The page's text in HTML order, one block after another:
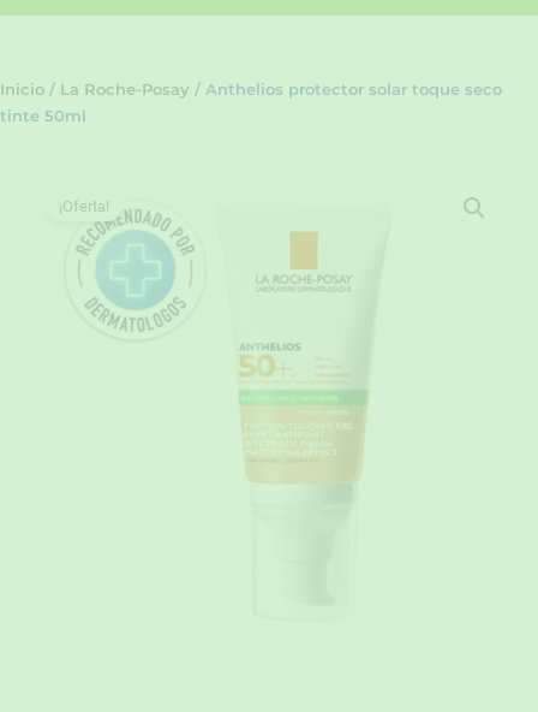
Inicio / La Roche-Posay / Anthelios protector solar toque seco
tinte 50ml
¡Oferta!